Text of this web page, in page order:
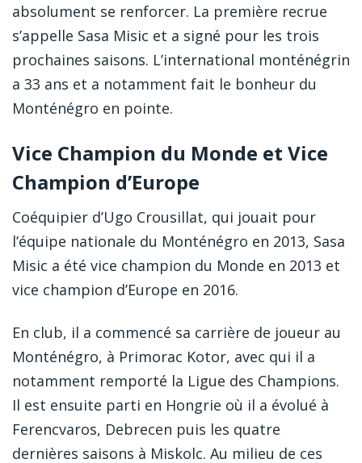
absolument se renforcer. La première recrue
s’appelle Sasa Misic et a signé pour les trois
prochaines saisons. L’international monténégrin
a 33 ans et a notamment fait le bonheur du
Monténégro en pointe.
Vice Champion du Monde et Vice
Champion d’Europe
Coéquipier d’Ugo Crousillat, qui jouait pour
l’équipe nationale du Monténégro en 2013, Sasa
Misic a été vice champion du Monde en 2013 et
vice champion d’Europe en 2016.
En club, il a commencé sa carrière de joueur au
Monténégro, à Primorac Kotor, avec qui il a
notamment remporté la Ligue des Champions.
Il est ensuite parti en Hongrie où il a évolué à
Ferencvaros, Debrecen puis les quatre
dernières saisons à Miskolc. Au milieu de ces